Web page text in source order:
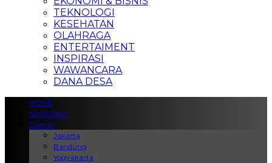
TEKNOLOGI
KESEHATAN
OLAHRAGA
ENTERTAIMENT
INSPIRASI
WAWANCARA
DANA DESA
HOME
NASIONAL
Daerah
Jakarta
Bandung
Yogyakarta